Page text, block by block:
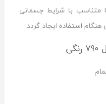
متناسب با شرایط جسمانی
استفاده ایجاد گردد.